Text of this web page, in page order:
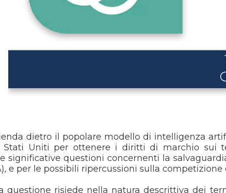
dietro il popolare modello di intelligenza
Stati Uniti per ottenere i diritti di marchio sui
significative questioni concernenti la
e per le possibili ripercussioni sulla
questione risiede nella natura descrittiva dei